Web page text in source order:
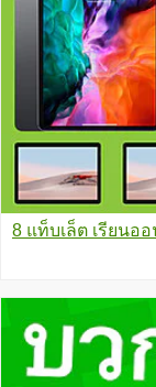
8 แท็บเล็ต เรียนอ